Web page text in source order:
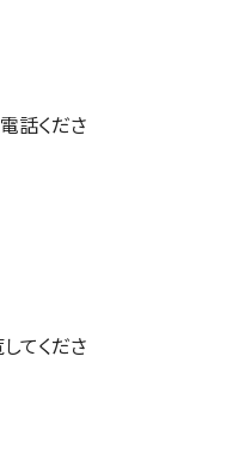
話くださ
てくださ